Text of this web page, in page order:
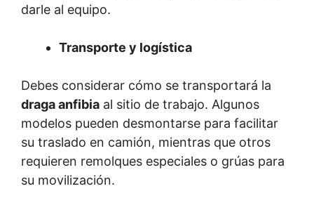
darle al equipo.
Transporte y logística
Debes considerar cómo se transportará la
draga anfibia al sitio de trabajo. Algunos
modelos pueden desmontarse para facilitar
su traslado en camión, mientras que otros
requieren remolques especiales o grúas para
su movilización.